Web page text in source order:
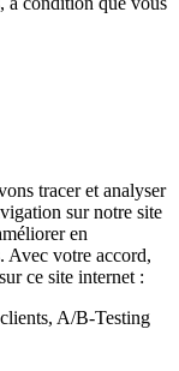
tracer et analyser
sur notre site
en
Avec votre accord,
ce site internet :
A/B-Testing